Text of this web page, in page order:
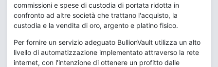
commissioni e spese di custodia di portata ridotta in
confronto ad altre società che trattano l'acquisto, la
custodia e la vendita di oro, argento e platino fisico.
Per fornire un servizio adeguato BullionVault utilizza un alto
livello di automatizzazione implementato attraverso la rete
internet, con l'intenzione di ottenere un profitto dalle